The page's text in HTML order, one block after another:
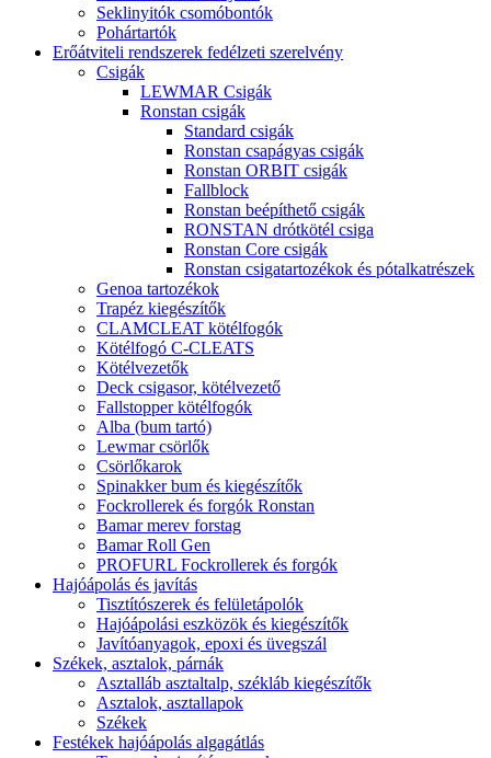
Seklinyitók csomóbontók
Pohártartók
Erőátviteli rendszerek fedélzeti szerelvény
Csigák
LEWMAR Csigák
Ronstan csigák
Standard csigák
Ronstan csapágyas csigák
Ronstan ORBIT csigák
Fallblock
Ronstan beépíthető csigák
RONSTAN drótkötél csiga
Ronstan Core csigák
Ronstan csigatartozékok és pótalkatrészek
Genoa tartozékok
Trapéz kiegészítők
CLAMCLEAT kötélfogók
Kötélfogó C-CLEATS
Kötélvezetők
Deck csigasor, kötélvezető
Fallstopper kötélfogók
Alba (bum tartó)
Lewmar csörlők
Csörlőkarok
Spinakker bum és kiegészítők
Fockrollerek és forgók Ronstan
Bamar merev forstag
Bamar Roll Gen
PROFURL Fockrollerek és forgók
Hajóápolás és javítás
Tisztítószerek és felületápolók
Hajóápolási eszközök és kiegészítők
Javítóanyagok, epoxi és üvegszál
Székek, asztalok, párnák
Asztalláb asztaltalp, székláb kiegészítők
Asztalok, asztallapok
Székek
Festékek hajóápolás algagátlás